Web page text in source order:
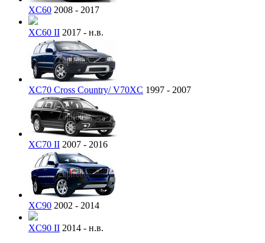
XC60 2008 - 2017
XC60 II 2017 - н.в.
XC70 Cross Country/ V70XC 1997 - 2007
XC70 II 2007 - 2016
XC90 2002 - 2014
XC90 II 2014 - н.в.